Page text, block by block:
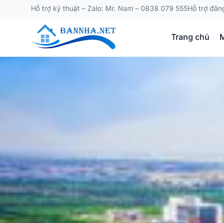
Hỗ trợ kỹ thuật – Zalo: Mr. Nam – 0838 079 555Hỗ trợ
Trang chủ